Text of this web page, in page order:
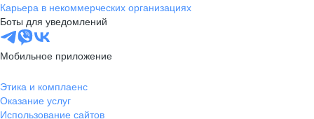
Карьера в некоммерческих организациях
Боты для уведомлений
Мобильное приложение
Этика и комплаенс
Оказание услуг
Использование сайтов